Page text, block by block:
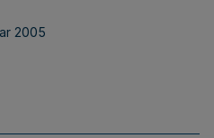
2005